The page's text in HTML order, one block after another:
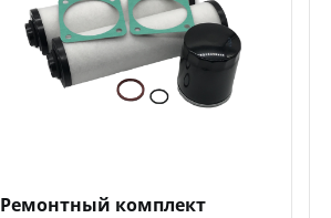
Быстрый просмотрДобавить к сравнению
Добавить в избранное
Ремонтный комплект